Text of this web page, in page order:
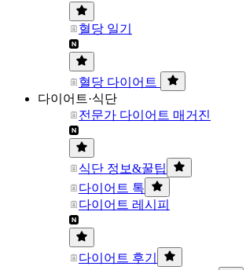
혈당 일기
혈당 다이어트
다이어트·식단
전문가 다이어트 매거진
식단 정보&꿀팁
다이어트 톡
다이어트 레시피
다이어트 후기